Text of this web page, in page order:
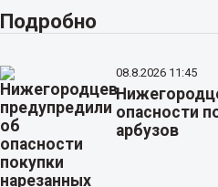
Подробно
08.8.2026 11:45
опасности
арбузов